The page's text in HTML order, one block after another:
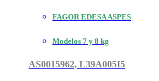
FAGOR EDESA ASPES
Modelos 7 y 8 kg
AS0015962, L39A005I5